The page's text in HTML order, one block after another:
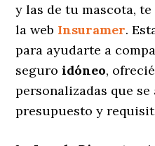
y las de tu mascota,
la web Insuramer.
para ayudarte a
seguroidóneo,
personalizadas que
presupuesto y